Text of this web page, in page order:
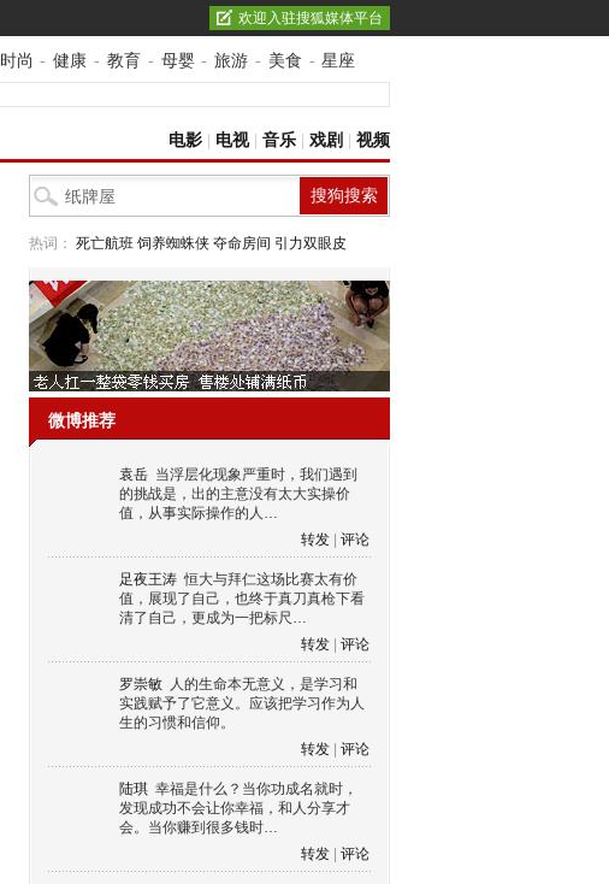
欢迎入驻搜狐媒体平台
时尚 - 健康 - 教育 - 母婴 - 旅游 - 美食 - 星座
电影 电视| 音乐 戏剧 视频
热词： 死亡航班 饲养蜘蛛侠 夺命房间 引力双眼皮
微博推荐
袁岳 当浮层化现象严重时，我们遇到
的挑战是，出的主意没有太大实操价
值，从事实际操作的人…
转发
评论
足夜王涛 恒大与拜仁这场比赛太有价
值，展现了自己，也终于真刀真枪下看
清了自己，更成为一把标尺…
转发
评论
罗崇敏 人的生命本无意义，是学习和
实践赋予了它意义。应该把学习作为人
生的习惯和信仰。
转发
评论
陆琪 幸福是什么？当你功成名就时，
发现成功不会让你幸福，和人分享才
会。当你赚到很多钱时…
转发
评论